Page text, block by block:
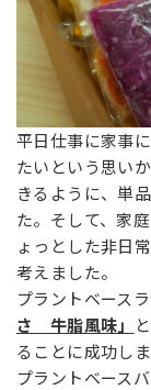
平日仕事に家事
たいという思い
きるように、単
た。そして、家
ょっとした非日
考えました。
プラントベースラ
さ 牛脂風味」
ることに成功しま
プラントベース